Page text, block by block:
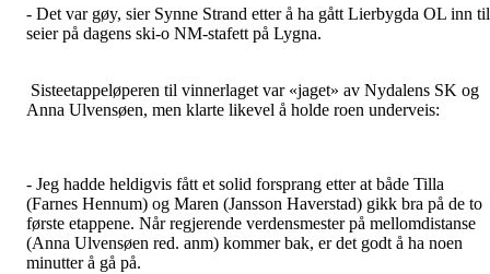
- Det var gøy, sier Synne Strand etter å ha gått Lierbygda OL inn til
seier på dagens ski-o NM-stafett på Lygna.
Sisteetappeløperen til vinnerlaget var «jaget» av Nydalens SK og
Anna Ulvensøen, men klarte likevel å holde roen underveis:
- Jeg hadde heldigvis fått et solid forsprang etter at både Tilla
(Farnes Hennum) og Maren (Jansson Haverstad) gikk bra på de to
første etappene. Når regjerende verdensmester på mellomdistanse
(Anna Ulvensøen red. anm) kommer bak, er det godt å ha noen
minutter å gå på.